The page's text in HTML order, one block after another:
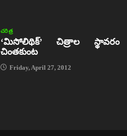
చరిత్ర
‘మిసోలిథిక్‌’ చిత్రాల స్థావరం
చింతకుంట
Friday, April 27, 2012